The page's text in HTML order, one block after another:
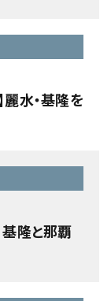
水・基隆を
基隆と那覇